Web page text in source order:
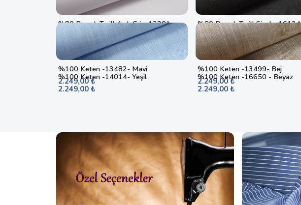
%80 Pamuk Twill Açık Gri - 12201
1.249,00 ₺
%80 Pamuk Twill Siyah- 16124
1.249,00 ₺
%100 Keten -13482- Mavi
2.249,00 ₺
%100 Keten -13499- Bej
2.249,00 ₺
%100 Keten -14014- Yeşil
2.249,00 ₺
%100 Keten -16650 - Beyaz
2.249,00 ₺